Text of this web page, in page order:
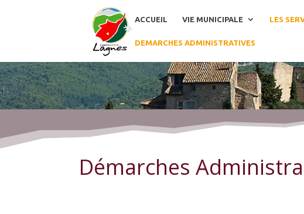
ACCUEIL VIE MUNICIPALE LES
DEMARCHES ADMINISTRATIVES
Démarches Administratives
Démarches